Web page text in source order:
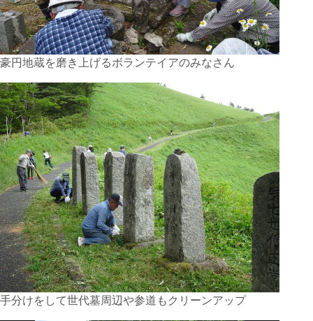
豪円地蔵を磨き上げるボランテイアのみなさん
手分けをして世代墓周辺や参道もクリーンアップ